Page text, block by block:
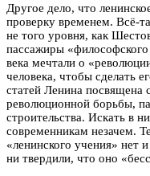
Другое дело, что
проверку временем. Всё-
не того уровня, как
пассажиры
века мечтали о
человека, чтобы сделать
статей Ленина
революционной борьбы,
строительства. Искать в
современникам незачем.
«ленинского учения» нет
ни твердили, что оно